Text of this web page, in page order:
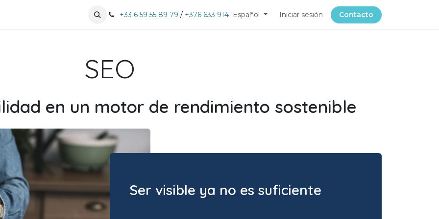
Nuestros clientes Pujar cita
+33 6 59 55 89 79 / +376 633 914 Español Iniciar sesión Contacto
SEO
en un motor de rendimiento sostenible
Ser visible ya no es suficiente